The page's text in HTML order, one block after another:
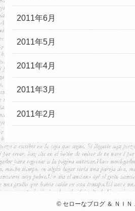
2011年6月
2011年5月
2011年4月
2011年3月
2011年2月
©セローなブログ ＆ ＮＩＮ